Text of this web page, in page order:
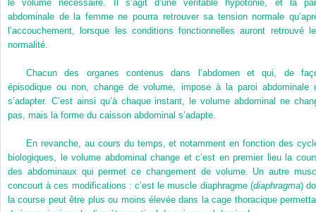
le volume nécessaire. Il s’agit d’une véritable hypotonie, et la
abdominale de la femme ne pourra retrouver sa tension normale
l’accouchement, lorsque les conditions fonctionnelles auront retrouvé
normalité.
Chacun des organes contenus dans l’abdomen et qui, de
épisodique ou non, change de volume, impose à la paroi abdominale
s’adapter. C’est ainsi qu’à chaque instant, le volume abdominal ne
pas, mais la forme du caisson abdominal s’adapte.
En revanche, au cours du temps, et notamment en fonction des
biologiques, le volume abdominal change et c’est en premier lieu la
des abdominaux qui permet ce changement de volume. Un autre
concourt à ces modifications : c’est le muscle diaphragme (diaphragma)
la course peut être plus ou moins élevée dans la cage thoracique